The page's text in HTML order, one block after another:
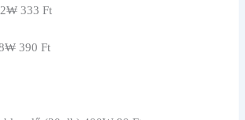
333 Ft
390 Ft